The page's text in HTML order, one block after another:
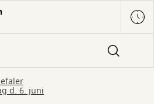
d. 6. juni